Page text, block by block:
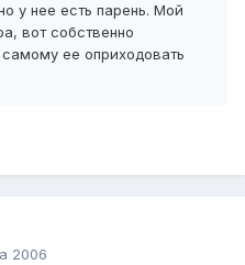
у нее есть парень. Мой
вот собственно
ее оприходовать
2006